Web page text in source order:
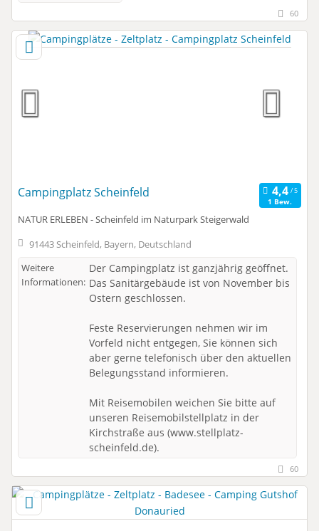
60
Campingplatz Scheinfeld
1 Bew.
NATUR ERLEBEN - Scheinfeld im Naturpark Steigerwald
91443 Scheinfeld, Bayern, Deutschland
Weitere
Informationen:
Der Campingplatz ist ganzjährig geöffnet.
Das Sanitärgebäude ist von November bis
Ostern geschlossen.
Feste Reservierungen nehmen wir im
Vorfeld nicht entgegen, Sie können sich
aber gerne telefonisch über den aktuellen
Belegungsstand informieren.
Mit Reisemobilen weichen Sie bitte auf
unseren Reisemobilstellplatz in der
Kirchstraße aus (www.stellplatz-
scheinfeld.de).
60